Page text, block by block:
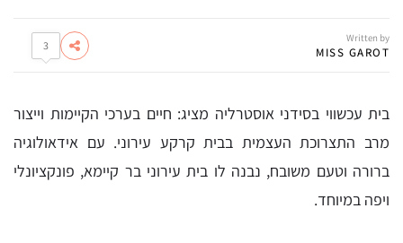
Written by
MISS GAROT
3
בית עכשווי בסידני אוסטרליה מציג: חיים בערכי הקיימות וייצור
מרב התצרוכת העצמית בבית קרקע עירוני. עם אידאולוגיה
ברורה וטעם משובח, נבנה לו בית עירוני בר קיימא, פונקציונלי
ויפה במיוחד.